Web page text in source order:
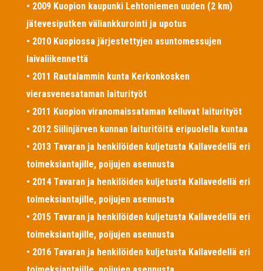
• 2009 Kuopion kaupunki Lehtoniemen uuden (2 km)
jätevesiputken väliankkurointi ja upotus
• 2010 Kuopiossa järjestettyjen asuntomessujen
laivaliikennettä
• 2011 Rautalammin kunta Kerkonkosken
vierasvenesataman laiturityöt
• 2011 Kuopion viranomaissataman kelluvat laiturityöt
• 2012 Siilinjärven kunnan laituritöitä eripuolella kuntaa
• 2013 Tavaran ja henkilöiden kuljetusta Kallavedellä eri
toimeksiantajille, poijujen asennusta
• 2014 Tavaran ja henkilöiden kuljetusta Kallavedellä eri
toimeksiantajille, poijujen asennusta
• 2015 Tavaran ja henkilöiden kuljetusta Kallavedellä eri
toimeksiantajille, poijujen asennusta
• 2016 Tavaran ja henkilöiden kuljetusta Kallavedellä eri